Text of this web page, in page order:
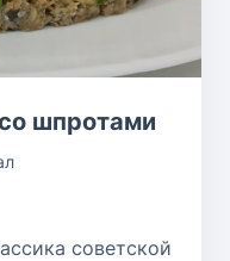
шпротами
советской